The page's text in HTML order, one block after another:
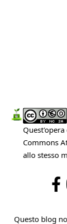
Commons
allo stesso
Questo blog